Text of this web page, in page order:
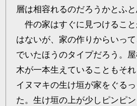
層は相容れるのだろうかとふと
件の家はすぐに見つけること
はないが、家の作りからいっ
でいたほうのタイプだろう。
木が一本生えていることもそれ
イヌマキの生け垣が家をぐる
た。生け垣の上が少しピンピ